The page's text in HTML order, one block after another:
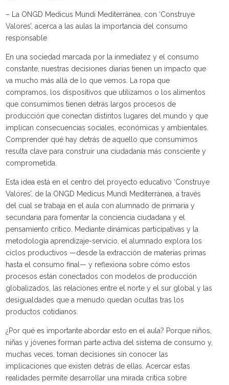
– La ONGD Medicus Mundi Mediterrànea, con ‘Construye
Valores’, acerca a las aulas la importancia del consumo
responsable
En una sociedad marcada por la inmediatez y el consumo
constante, nuestras decisiones diarias tienen un impacto que
va mucho más allá de lo que vemos. La ropa que
compramos, los dispositivos que utilizamos o los alimentos
que consumimos tienen detrás largos procesos de
producción que conectan distintos lugares del mundo y que
implican consecuencias sociales, económicas y ambientales.
Comprender qué hay detrás de aquello que consumimos
resulta clave para construir una ciudadanía más consciente y
comprometida.
Esta idea está en el centro del proyecto educativo ‘Construye
Valores’, de la ONGD Medicus Mundi Mediterrànea, a través
del cual se trabaja en el aula con alumnado de primaria y
secundaria para fomentar la conciencia ciudadana y el
pensamiento crítico. Mediante dinámicas participativas y la
metodología aprendizaje-servicio, el alumnado explora los
ciclos productivos —desde la extracción de materias primas
hasta el consumo final— y reflexiona sobre cómo estos
procesos están conectados con modelos de producción
globalizados, las relaciones entre el norte y el sur global y las
desigualdades que a menudo quedan ocultas tras los
productos cotidianos.
¿Por qué es importante abordar esto en el aula? Porque niños,
niñas y jóvenes forman parte activa del sistema de consumo y,
muchas veces, toman decisiones sin conocer las
implicaciones que existen detrás de ellas. Acercar estas
realidades permite desarrollar una mirada crítica sobre